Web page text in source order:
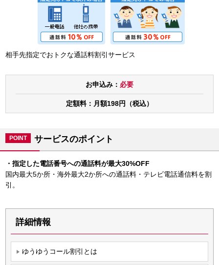
相手先指定でおトクな通話料割引サービス
お申込み： 必要
定額料： 月額198円（税込）
POINT サービスのポイント
・指定した電話番号への通話料が最大30%OFF
国内最大5か所・海外最大2か所への通話料・テレビ電話通信料を割
引。
詳細情報
ゆうゆうコール割引とは